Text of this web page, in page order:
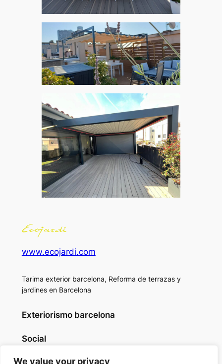
We value your privacy
www.ecojardi.com
Tarima exterior barcelona, Reforma de terrazas y
jardines en Barcelona
Exteriorismo barcelona
Social